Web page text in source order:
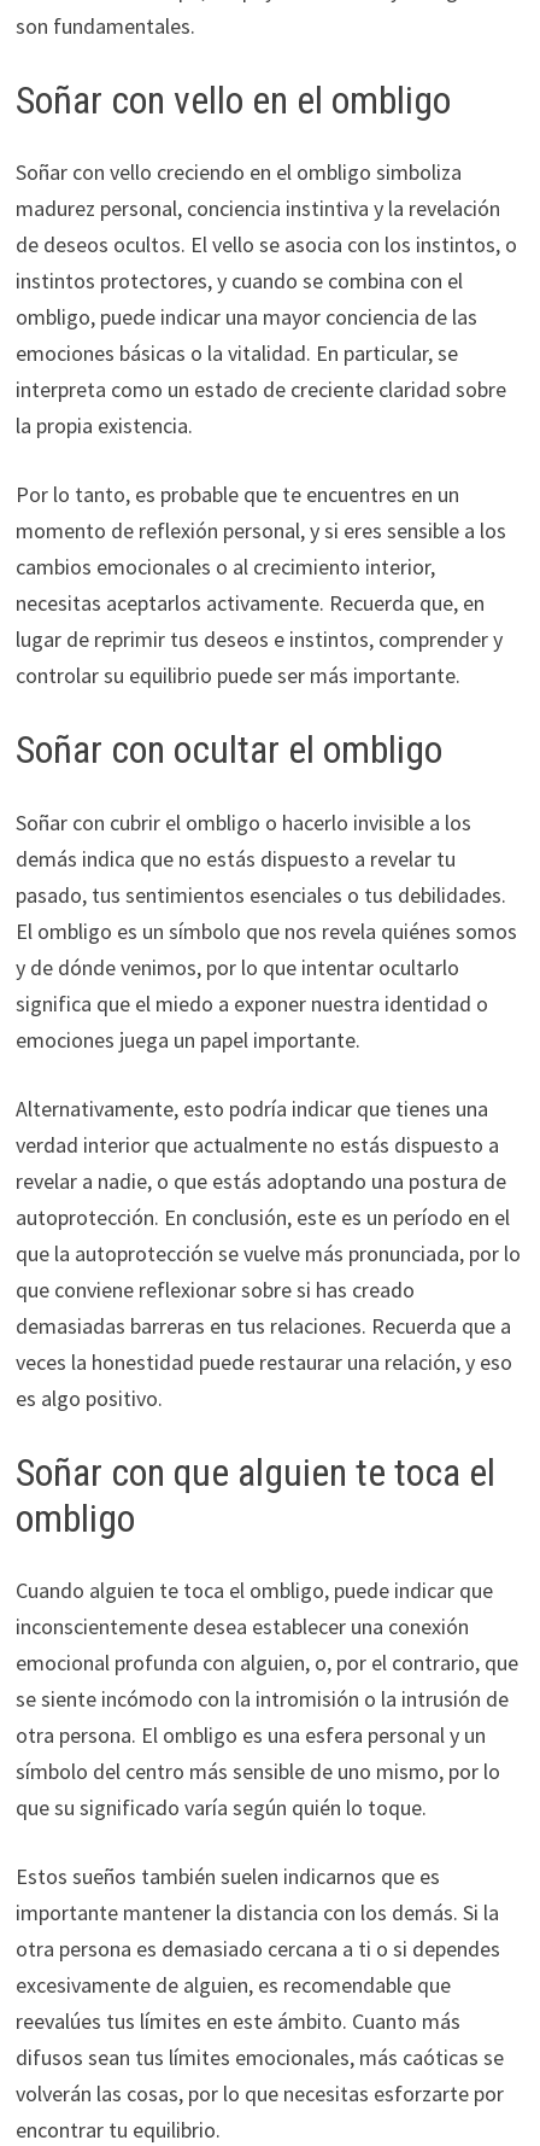
son fundamentales.
Soñar con vello en el ombligo
Soñar con vello creciendo en el ombligo simboliza
madurez personal, conciencia instintiva y la revelación
de deseos ocultos. El vello se asocia con los instintos, o
instintos protectores, y cuando se combina con el
ombligo, puede indicar una mayor conciencia de las
emociones básicas o la vitalidad. En particular, se
interpreta como un estado de creciente claridad sobre
la propia existencia.
Por lo tanto, es probable que te encuentres en un
momento de reflexión personal, y si eres sensible a los
cambios emocionales o al crecimiento interior,
necesitas aceptarlos activamente. Recuerda que, en
lugar de reprimir tus deseos e instintos, comprender y
controlar su equilibrio puede ser más importante.
Soñar con ocultar el ombligo
Soñar con cubrir el ombligo o hacerlo invisible a los
demás indica que no estás dispuesto a revelar tu
pasado, tus sentimientos esenciales o tus debilidades.
El ombligo es un símbolo que nos revela quiénes somos
y de dónde venimos, por lo que intentar ocultarlo
significa que el miedo a exponer nuestra identidad o
emociones juega un papel importante.
Alternativamente, esto podría indicar que tienes una
verdad interior que actualmente no estás dispuesto a
revelar a nadie, o que estás adoptando una postura de
autoprotección. En conclusión, este es un período en el
que la autoprotección se vuelve más pronunciada, por lo
que conviene reflexionar sobre si has creado
demasiadas barreras en tus relaciones. Recuerda que a
veces la honestidad puede restaurar una relación, y eso
es algo positivo.
Soñar con que alguien te toca el
ombligo
Cuando alguien te toca el ombligo, puede indicar que
inconscientemente desea establecer una conexión
emocional profunda con alguien, o, por el contrario, que
se siente incómodo con la intromisión o la intrusión de
otra persona. El ombligo es una esfera personal y un
símbolo del centro más sensible de uno mismo, por lo
que su significado varía según quién lo toque.
Estos sueños también suelen indicarnos que es
importante mantener la distancia con los demás. Si la
otra persona es demasiado cercana a ti o si dependes
excesivamente de alguien, es recomendable que
reevalúes tus límites en este ámbito. Cuanto más
difusos sean tus límites emocionales, más caóticas se
volverán las cosas, por lo que necesitas esforzarte por
encontrar tu equilibrio.